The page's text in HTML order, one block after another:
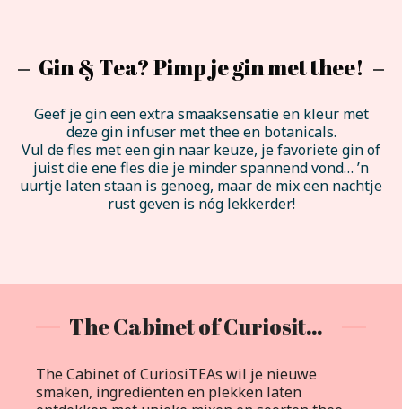
Gin & Tea? Pimp je gin met thee!
Geef je gin een extra smaaksensatie en kleur met
deze gin infuser met thee en botanicals.
Vul de fles met een gin naar keuze, je favoriete gin of
juist die ene fles die je minder spannend vond… ’n
uurtje laten staan is genoeg, maar de mix een nachtje
rust geven is nóg lekkerder!
The Cabinet of Curiositeas
The Cabinet of CuriosiTEAs wil je nieuwe
smaken, ingrediënten en plekken laten